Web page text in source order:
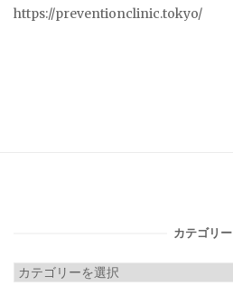
https://preventionclinic.tokyo/
カテゴリー
カ